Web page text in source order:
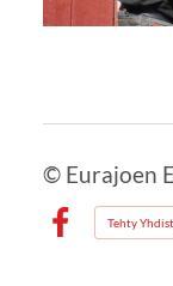
© Eurajoen
Tehty